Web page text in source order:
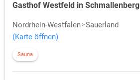
Gasthof Westfeld in Schmallenberg
Nordrhein-Westfalen Sauerland
(Karte öffnen)
Sauna